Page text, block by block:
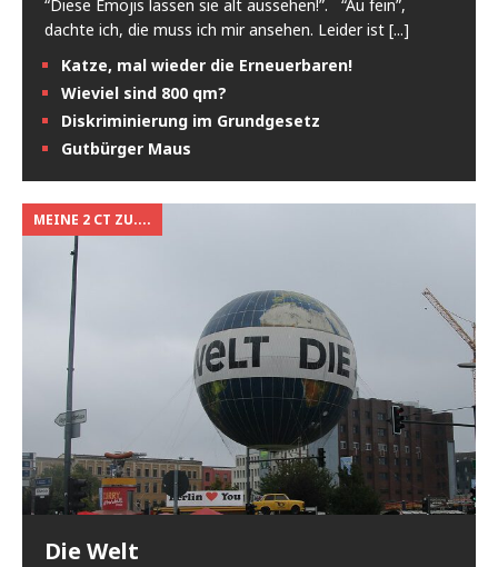
“Diese Emojis lassen sie alt aussehen!”. “Au fein”,
dachte ich, die muss ich mir ansehen. Leider ist [...]
Katze, mal wieder die Erneuerbaren!
Wieviel sind 800 qm?
Diskriminierung im Grundgesetz
Gutbürger Maus
MEINE 2 CT ZU....
Die Welt